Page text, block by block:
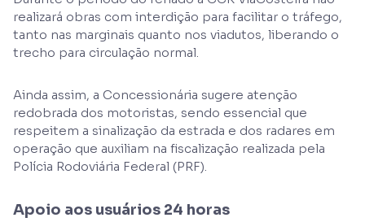
realizará obras com interdição para facilitar o tráfego,
tanto nas marginais quanto nos viadutos, liberando o
trecho para circulação normal.
Ainda assim, a Concessionária sugere atenção
redobrada dos motoristas, sendo essencial que
respeitem a sinalização da estrada e dos radares em
operação que auxiliam na fiscalização realizada pela
Polícia Rodoviária Federal (PRF).
Apoio aos usuários 24 horas